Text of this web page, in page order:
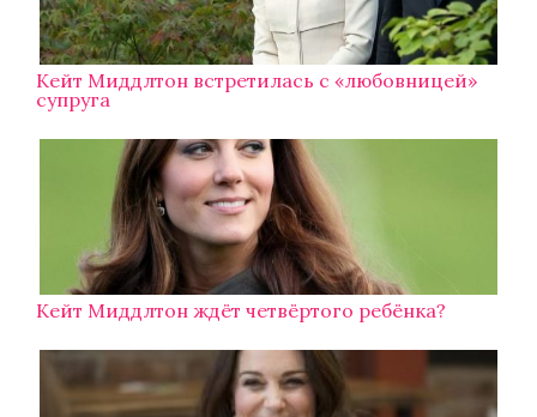
Кейт Миддлтон встретилась с «любовницей»
супруга
Кейт Миддлтон ждёт четвёртого ребёнка?